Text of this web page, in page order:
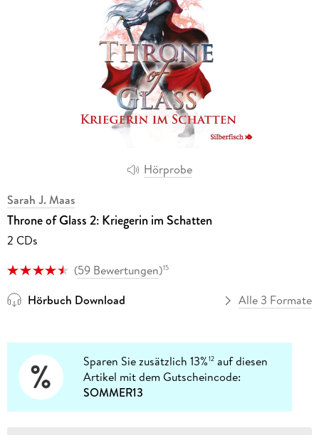
Hörprobe
Sarah J. Maas
Throne of Glass 2: Kriegerin im Schatten
2 CDs
(59 Bewertungen)15
Hörbuch Download Alle 3 Formate
Sparen Sie zusätzlich 13%12 auf diesen
Artikel mit dem Gutscheincode:
SOMMER13